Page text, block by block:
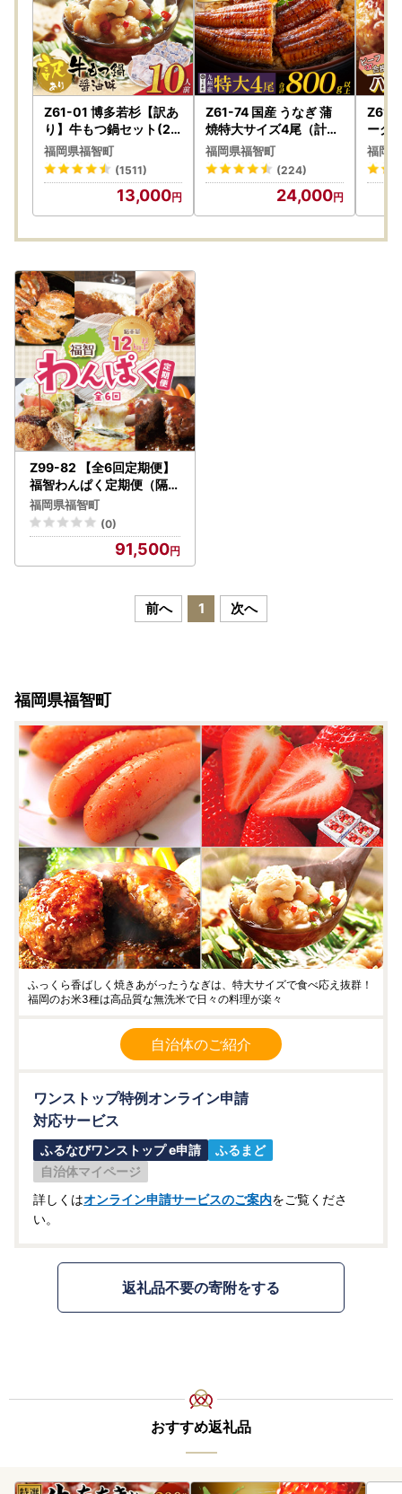
せ★
いつも福智町を応援していただき、誠にありがとうございま
す。
受付済通知につきましては、ご登録いただいたメールアドレ
ス宛にお送りさせていただいております。
アドレスが未登録、送信出来なかった方には別途封書にてお
送りさせていただきます。
※ドメイン設定により、メールが受信できない状態になって
いる可能性がありますので、設定をご確認ください。
申請書の紛失、不明点その他お問い合わせはふるさと納税ま
ごころ窓口までお願いいたします。
また、ワンストップ特例申請書の提出先は以下のとおりとな
【ワンストップ特例申請書提出先】
〒811-2303 福岡県糟屋郡粕屋町酒殿4-2-10 2階 福
智町ふるさと納税まごころ窓口 宛
※福智町ではふるさと納税業務を外部委託しています。
【返礼品は「一時所得」として課税の対象となります】
都道府県・市区町村にふるさと納税し、返礼品を受け取っ
た場合の経済的利益（返礼品の価額）は、一時所得に該当し
ます。以下の計算式で一時所得が生じる場合は、申告が必要
となります。
※1返礼品の価額」には、運送料は含まれません。
※2「一時所得」とは、継続性がなく、労働の対価や商売な
どで得た所得ではない所得のことです。
詳細はこちら【国税庁ＨＰ】
[A] ：その年中の一時所得に係る総収入金額（ふるさと納税
[B]：その収入を得るために支出した金額の合計額（寄附金
として支出した金額は含まれません。）
[特別控除額]：[A]－[B]と50万円のいずれか少ない金額
※
計算式で算出された一時所得の金額の2分の1が、その年の
総所得金額に算入されます。
【ふるさと納税の“詐欺サイト”にご注意ください！】
自治体のふるさと納税サイトの画像や返礼品名をコピー
し、入金させようとする悪質な詐欺サイトが確認されていま
す。
詐欺サイトに共通する点を以下にまとめていますので、ふ
るさと納税詐欺の被害にあわないようご注意ください。
運営会社の住所、電話番号及びメールアドレスがない。
※2メールアドレスがフリーメールとなっている。
事業者が異なる。
正規の価格からの値引き率が高く、特別価格を宣伝文句
Z61-01 博多若杉【訳あ
り】牛もつ鍋セット(2
人前×5) 10人前 もつ鍋
福岡県福智町
(1511)
13,000
Z61-74 国産 うなぎ 蒲
焼特大サイズ4尾（計80
0g以上） うなぎ
福岡県福智町
(224)
24,000
Z61-
ーグ
20個
合挽
グ
福岡
Z99-82 【全6回定期便】
福智わんぱく定期便（隔月
・年6回） 惣菜
福岡県福智町
(0)
91,500
前へ 1 次へ
福岡県福智町
ふっくら香ばしく焼きあがったうなぎは、特大サイズで食べ応え抜群！
福岡のお米3種は高品質な無洗米で日々の料理が楽々
自治体のご紹介
ワンストップ特例オンライン申請
対応サービス
ふるなびワンストップ e申請
ふるまど
自治体マイページ
詳しくはオンライン申請サービスのご案内をご覧くださ
い。
返礼品不要の寄附をする
おすすめ返礼品